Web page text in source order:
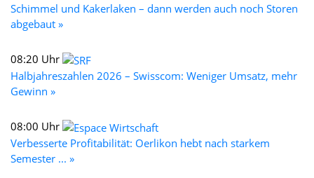
Schimmel und Kakerlaken – dann werden auch noch Storen
abgebaut »
08:20 Uhr
Halbjahreszahlen 2026 – Swisscom: Weniger Umsatz, mehr
Gewinn »
08:00 Uhr
Verbesserte Profitabilität: Oerlikon hebt nach starkem
Semester ... »